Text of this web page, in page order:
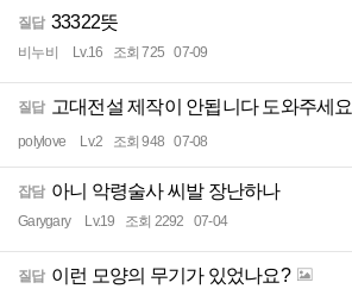
질답 33322뜻
비누비 Lv.16 조회 725 07-09
질답 고대전설 제작이 안됩니다 도와주세요
polylove Lv.2 조회 948 07-08
잡담 아니 악령술사 씨발 장난하나
Garygary Lv.19 조회 2292 07-04
질답 이런 모양의 무기가 있었나요?